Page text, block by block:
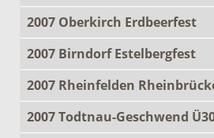
2007 Oberkirch Erdbeerfest
2007 Birndorf Estelbergfest
2007 Rheinfelden
2007 Todtnau-Geschwend